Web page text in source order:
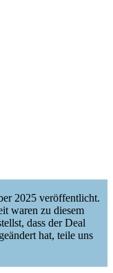
2025 veröffentlicht.
waren zu diesem
dass der Deal
hat, teile uns